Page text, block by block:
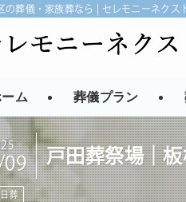
の葬儀・家族葬なら | セレモニーネクス
ム 葬儀プラン
戸田葬祭場｜
09
葬